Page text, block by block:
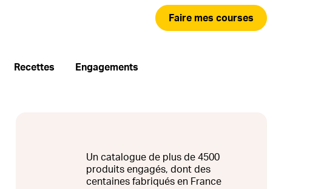
Faire mes courses
Recettes Engagements
Un catalogue de plus de 4500
produits engagés, dont des
centaines fabriqués en France